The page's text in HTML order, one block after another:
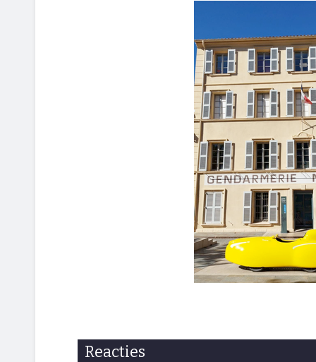
Reacties